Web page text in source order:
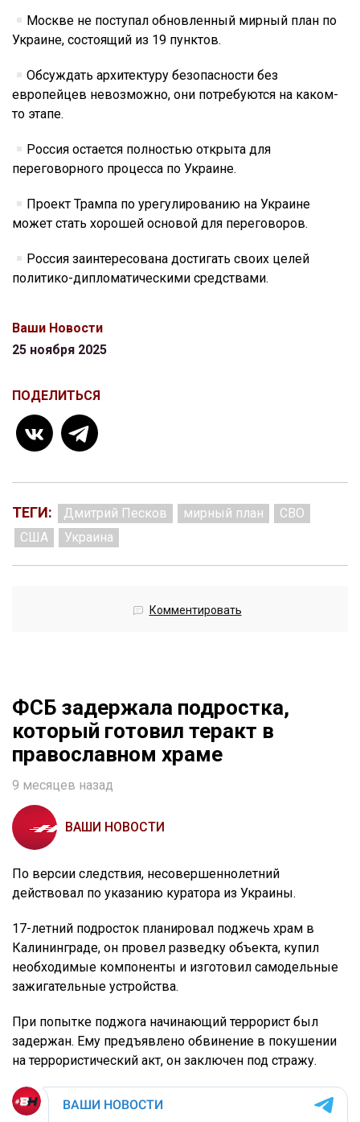
Москве не поступал обновленный мирный план по
Украине, состоящий из 19 пунктов.
Обсуждать архитектуру безопасности без
европейцев невозможно, они потребуются на каком-
то этапе.
Россия остается полностью открыта для
переговорного процесса по Украине.
Проект Трампа по урегулированию на Украине
может стать хорошей основой для переговоров.
Россия заинтересована достигать своих целей
политико-дипломатическими средствами.
Ваши Новости
25 ноября 2025
ПОДЕЛИТЬСЯ
ТЕГИ: Дмитрий Песков мирный план
СВО
США
Украина
Комментировать
ФСБ задержала подростка,
который готовил теракт в
православном храме
9 месяцев назад
ВАШИ НОВОСТИ
По версии следствия, несовершеннолетний
действовал по указанию куратора из Украины.
17-летний подросток планировал поджечь храм в
Калининграде, он провел разведку объекта, купил
необходимые компоненты и изготовил самодельные
зажигательные устройства.
При попытке поджога начинающий террорист был
задержан. Ему предъявлено обвинение в покушении
на террористический акт, он заключен под стражу.